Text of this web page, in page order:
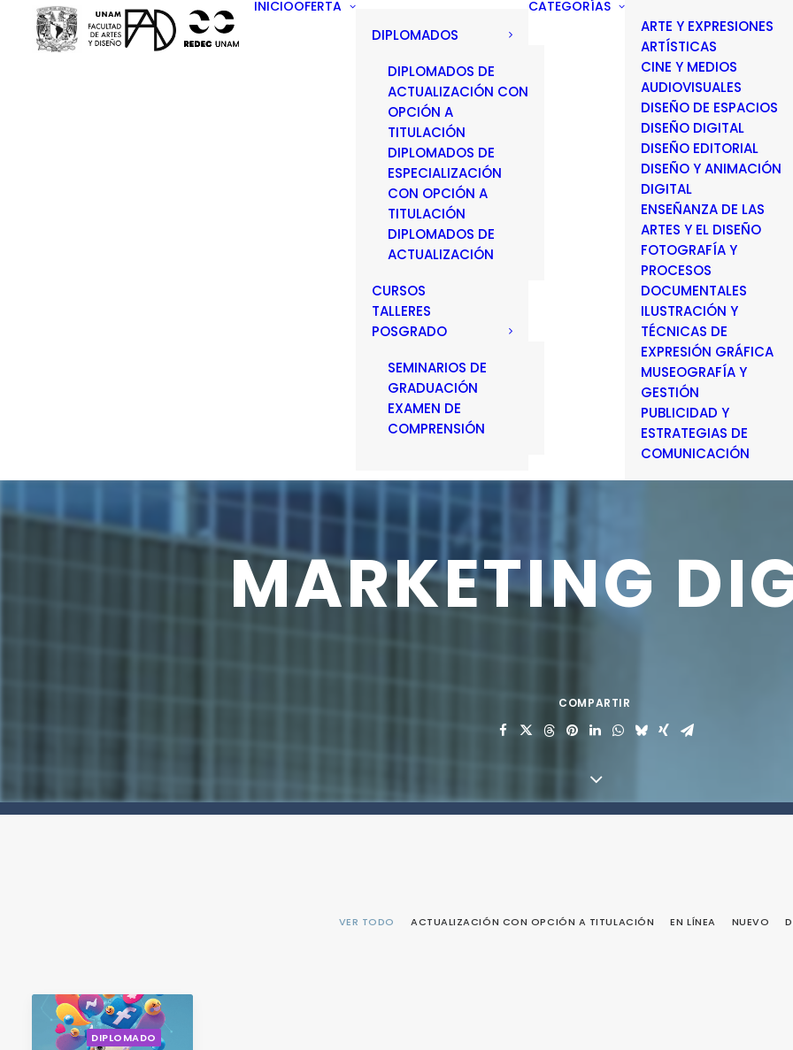
INICIOOFERTA
DIPLOMADOS
DIPLOMADOS DE
ACTUALIZACIÓN CON
OPCIÓN A
TITULACIÓN
DIPLOMADOS DE
ESPECIALIZACIÓN
CON OPCIÓN A
TITULACIÓN
DIPLOMADOS DE
ACTUALIZACIÓN
CURSOS
TALLERES
POSGRADO
SEMINARIOS DE
GRADUACIÓN
EXAMEN DE
COMPRENSIÓN
CATEGORÍAS
ARTE Y EXPRESIONES
ARTÍSTICAS
CINE Y MEDIOS
AUDIOVISUALES
DISEÑO DE ESPACIOS
DISEÑO DIGITAL
DISEÑO EDITORIAL
DISEÑO Y ANIMACIÓN
DIGITAL
ENSEÑANZA DE LAS
ARTES Y EL DISEÑO
FOTOGRAFÍA Y
PROCESOS
DOCUMENTALES
ILUSTRACIÓN Y
TÉCNICAS DE
EXPRESIÓN GRÁFICA
MUSEOGRAFÍA Y
GESTIÓN
PUBLICIDAD Y
ESTRATEGIAS DE
COMUNICACIÓN
MARKETING
COMPARTIR
VER TODO ACTUALIZACIÓN CON OPCIÓN A TITULACIÓN EN LÍNEA NUEVO
DIPLOMADO